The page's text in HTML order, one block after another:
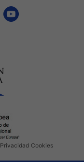
Privacidad Cookies